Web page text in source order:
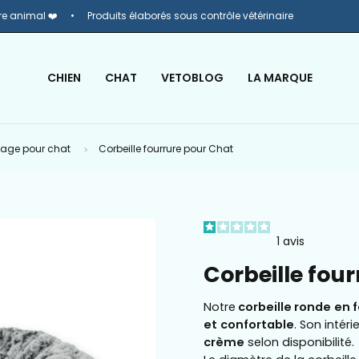
animal ❤️ Produits élaborés sous contrôle vétérinaire
CHIEN CHAT VETOBLOG LA MARQUE
pour chat Corbeille fourrure pour Chat
visionneuse
d'images
1 avis
Corbeille
Notre corbeille ronde en
et confortable. Son
crème selon disponibilité.